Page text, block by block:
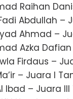
Raihan
Abdullah –
Ahmad –
Azka Dafian
Firdaus –
– Juara I
Ibad – Juara III